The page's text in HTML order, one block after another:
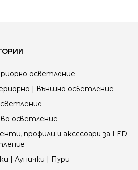
осветление
| Външно осветление
осветление
профили и аксесоари за LED
| Лунички | Пури